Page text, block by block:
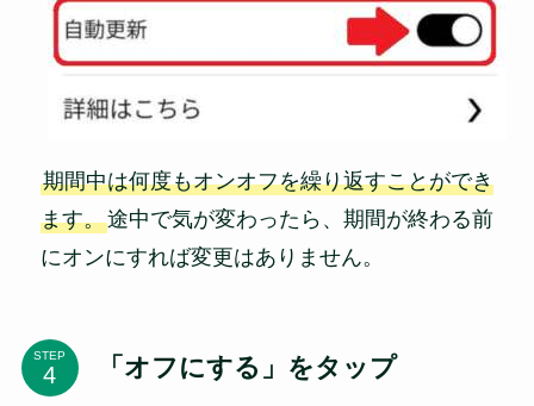
期間中は何度もオンオフを繰り返すことができ
ます。途中で気が変わったら、期間が終わる前
にオンにすれば変更はありません。
STEP 「オフにする」をタップ